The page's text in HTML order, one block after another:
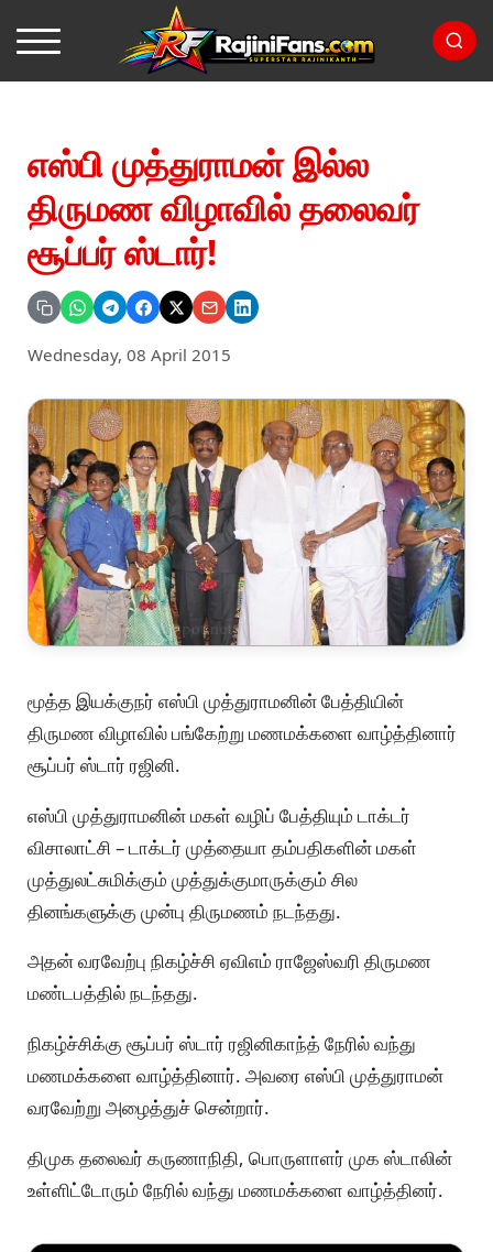
எஸ்பி முத்துராமன் இல்ல
திருமண விழாவில் தலைவர்
சூப்பர் ஸ்டார்!
Wednesday, 08 April 2015
மூத்த இயக்குநர் எஸ்பி முத்துராமனின் பேத்தியின்
திருமண விழாவில் பங்கேற்று மணமக்களை வாழ்த்தினார்
சூப்பர் ஸ்டார் ரஜினி.
எஸ்பி முத்துராமனின் மகள் வழிப் பேத்தியும் டாக்டர்
விசாலாட்சி – டாக்டர் முத்தையா தம்பதிகளின் மகள்
முத்துலட்சுமிக்கும் முத்துக்குமாருக்கும் சில
தினங்களுக்கு முன்பு திருமணம் நடந்தது.
அதன் வரவேற்பு நிகழ்ச்சி ஏவிஎம் ராஜேஸ்வரி திருமண
மண்டபத்தில் நடந்தது.
நிகழ்ச்சிக்கு சூப்பர் ஸ்டார் ரஜினிகாந்த் நேரில் வந்து
மணமக்களை வாழ்த்தினார். அவரை எஸ்பி முத்துராமன்
வரவேற்று அழைத்துச் சென்றார்.
திமுக தலைவர் கருணாநிதி, பொருளாளர் முக ஸ்டாலின்
உள்ளிட்டோரும் நேரில் வந்து மணமக்களை வாழ்த்தினர்.